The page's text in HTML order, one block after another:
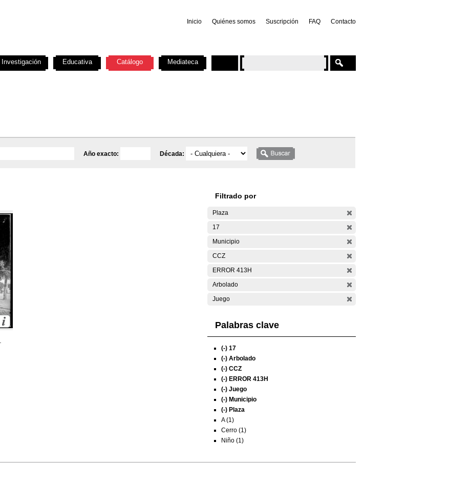
Inicio Quiénes somos Suscripción FAQ Contacto
Año exacto: Década:
Filtrado por
Plaza
17
Municipio
CCZ
ERROR 413H
Arbolado
Juego
Palabras clave
(-) 17
(-) Arbolado
(-) CCZ
(-) ERROR 413H
(-) Juego
(-) Municipio
(-) Plaza
A (1)
Cerro (1)
Niño (1)
Investigación Educativa Catálogo Mediateca